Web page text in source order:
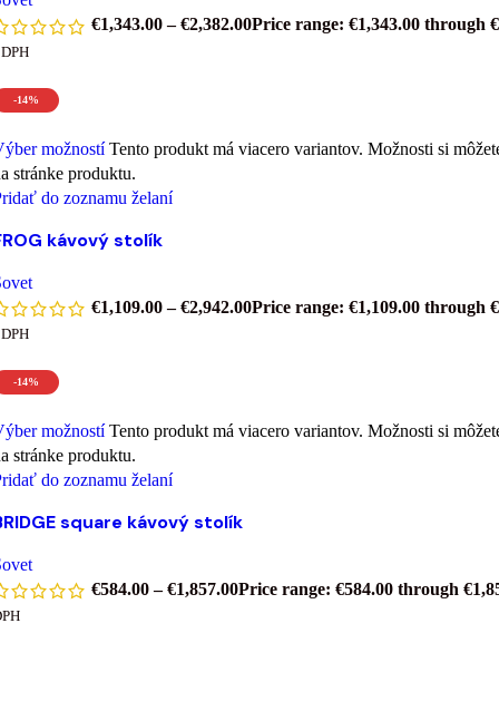
€1,343.00 – €2,382.00Price range: €1,343.00 through
-14%
možností Tento produkt má viacero variantov. Možnosti si
stránke produktu.
do zoznamu želaní
kávový stolík
€1,109.00 – €2,942.00Price range: €1,109.00 through
-14%
možností Tento produkt má viacero variantov. Možnosti si
stránke produktu.
do zoznamu želaní
square kávový stolík
€584.00 – €1,857.00Price range: €584.00 through